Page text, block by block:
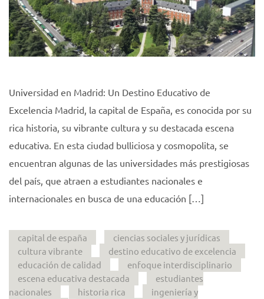
Universidad en Madrid: Un Destino Educativo de
Excelencia Madrid, la capital de España, es conocida por su
rica historia, su vibrante cultura y su destacada escena
educativa. En esta ciudad bulliciosa y cosmopolita, se
encuentran algunas de las universidades más prestigiosas
del país, que atraen a estudiantes nacionales e
internacionales en busca de una educación […]
capital de españa
ciencias sociales y jurídicas
cultura vibrante
destino educativo de excelencia
educación de calidad
enfoque interdisciplinario
escena educativa destacada
estudiantes
nacionales
historia rica
ingeniería y